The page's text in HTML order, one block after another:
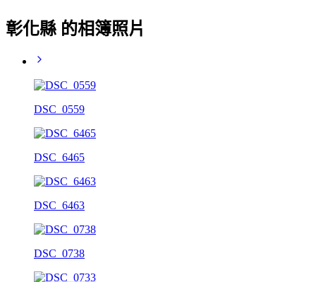
彰化縣 的相簿照片
DSC_0559
DSC_6465
DSC_6463
DSC_0738